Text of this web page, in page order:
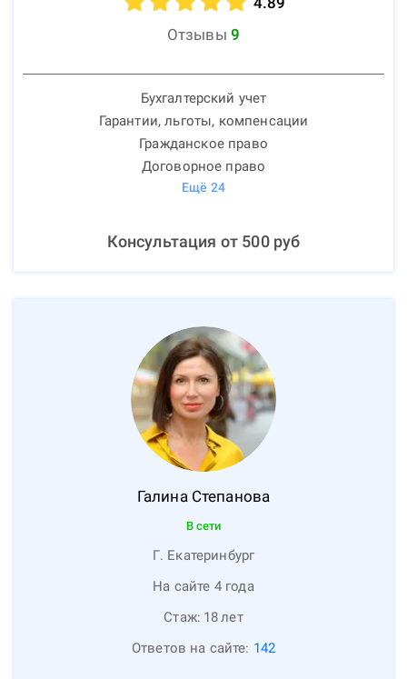
Отзывы 9
Бухгалтерский учет
Гарантии, льготы, компенсации
Гражданское право
Договорное право
Ещё 24
Консультация от 500руб
Галина Степанова
В сети
Г. Екатеринбург
На сайте 4 года
Стаж: 18лет
Ответов на сайте: 142